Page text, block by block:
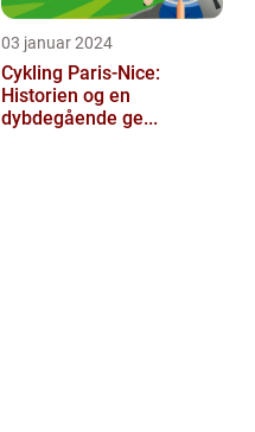
03 januar 2024
Cykling Paris-Nice:
Historien og en
dybdegående ge...